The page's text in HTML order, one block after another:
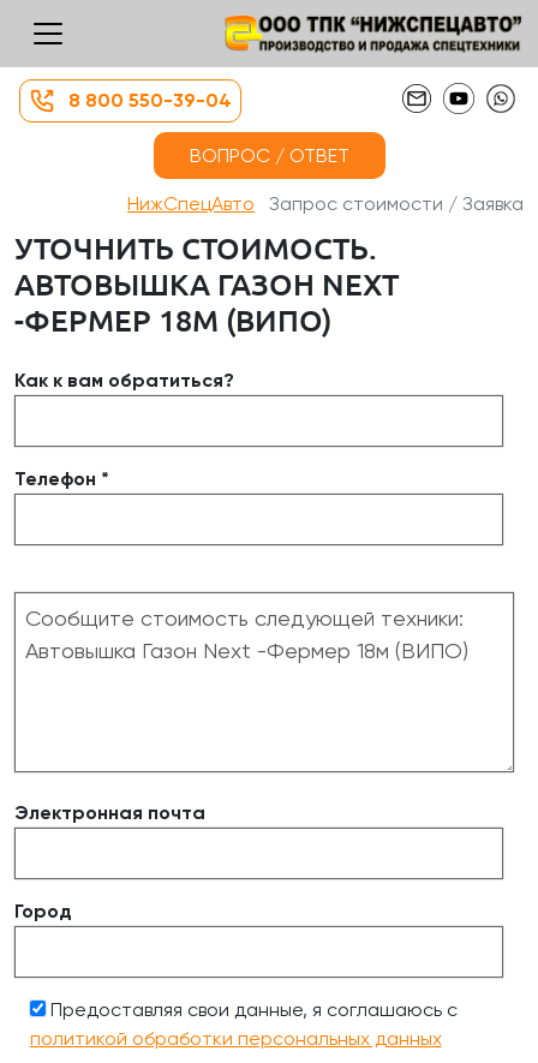
8 800 550-39-04
ВОПРОС / ОТВЕТ
НижСпецАвто Запрос стоимости / Заявка
УТОЧНИТЬ СТОИМОСТЬ.
АВТОВЫШКА ГАЗОН NEXT
-ФЕРМЕР 18М (ВИПО)
Как к вам обратиться?
Телефон *
Электронная почта
Город
Предоставляя свои данные, я соглашаюсь с
политикой обработки персональных данных